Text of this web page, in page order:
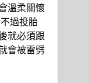
溫柔關懷
過投胎
就必須跟
會被雷劈